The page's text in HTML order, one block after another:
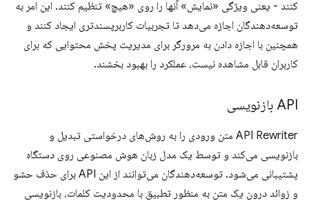
کنند - یعنی ویژگی «نمایش» آنها را روی «هیچ» تنظیم کنند. این امر به
توسعه‌دهندگان اجازه می‌دهد تا تجربیات کاربرپسندتری ایجاد کنند و
همچنین با اجازه دادن به مرورگر برای مدیریت پخش محتوایی که برای
کاربران قابل مشاهده نیست، عملکرد را بهبود بخشند.
API بازنویسی
API Rewriter متن ورودی را به روش‌های درخواستی تبدیل و
بازنویسی می‌کند و توسط یک مدل زبان هوش مصنوعی روی دستگاه
پشتیبانی می‌شود. توسعه‌دهندگان می‌توانند از این API برای حذف حشو
و زوائد درون یک متن به منظور تطبیق با محدودیت کلمات، بازنویسی